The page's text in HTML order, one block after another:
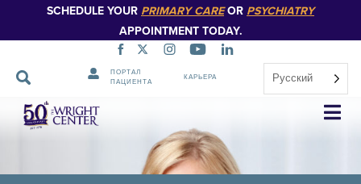
SCHEDULE YOUR PRIMARY CAREOR PSYCHIATRY
APPOINTMENT TODAY.
ПОРТАЛ
ПАЦИЕНТА
КАРЬЕРА Русский
Пропустить
навигацию